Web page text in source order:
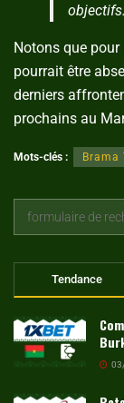
objectifs.
Notons que
pourrait être
derniers
prochains au
Mots-clés : Brama
Tendance